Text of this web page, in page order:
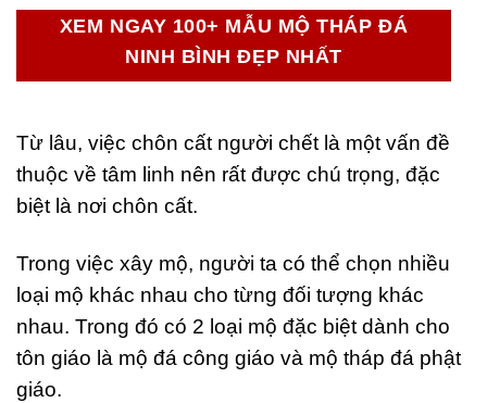
XEM NGAY 100+ MẪU MỘ THÁP ĐÁ
NINH BÌNH ĐẸP NHẤT
Từ lâu, việc chôn cất người chết là một vấn đề
thuộc về tâm linh nên rất được chú trọng, đặc
biệt là nơi chôn cất.
Trong việc xây mộ, người ta có thể chọn nhiều
loại mộ khác nhau cho từng đối tượng khác
nhau. Trong đó có 2 loại mộ đặc biệt dành cho
tôn giáo là mộ đá công giáo và mộ tháp đá phật
giáo.